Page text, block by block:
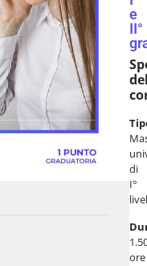
e
II°
di
I°
ore